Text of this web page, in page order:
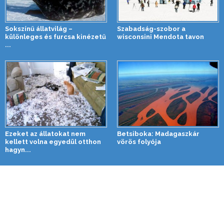
Sokszínű állatvilág –
különleges és furcsa kinézetű
...
Szabadság-szobor a
wisconsini Mendota tavon
Ezeket az állatokat nem
kellett volna egyedül otthon
hagyn...
Betsiboka: Madagaszkár
vörös folyója